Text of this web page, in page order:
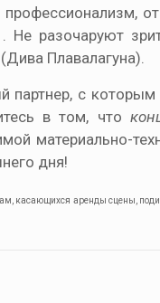
. Не разочаруют
Плавалагуна).
партнер, с которым
в том, что
материально-
дня!
касающихся аренды сцены,